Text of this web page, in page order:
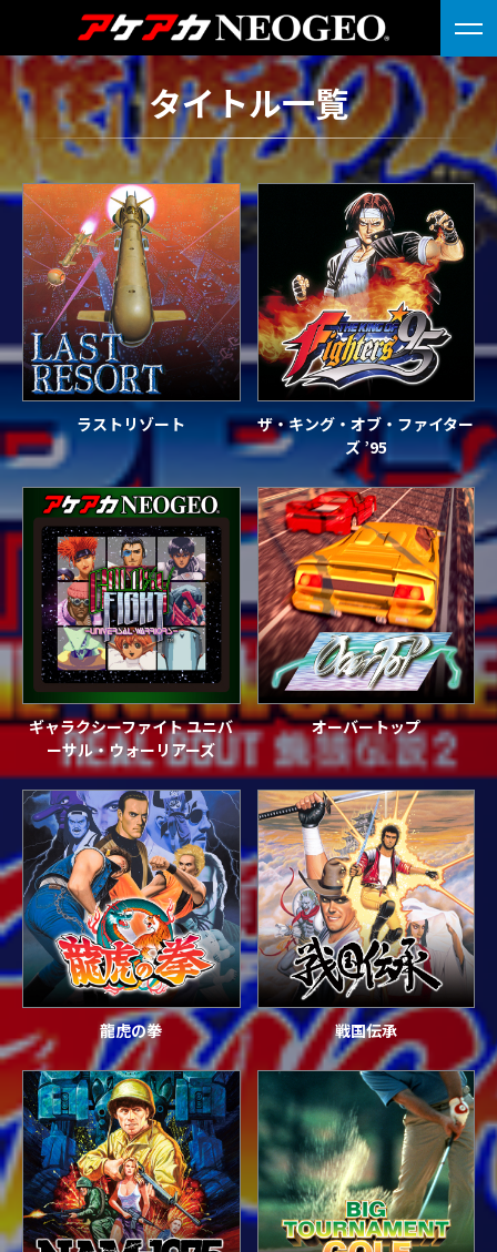
タイトル一覧
ラストリゾート
ザ・キング・オブ・ファイター
ズ ’95
ギャラクシーファイト ユニバ
ーサル・ウォーリアーズ
オーバートップ
龍虎の拳 戦国伝承